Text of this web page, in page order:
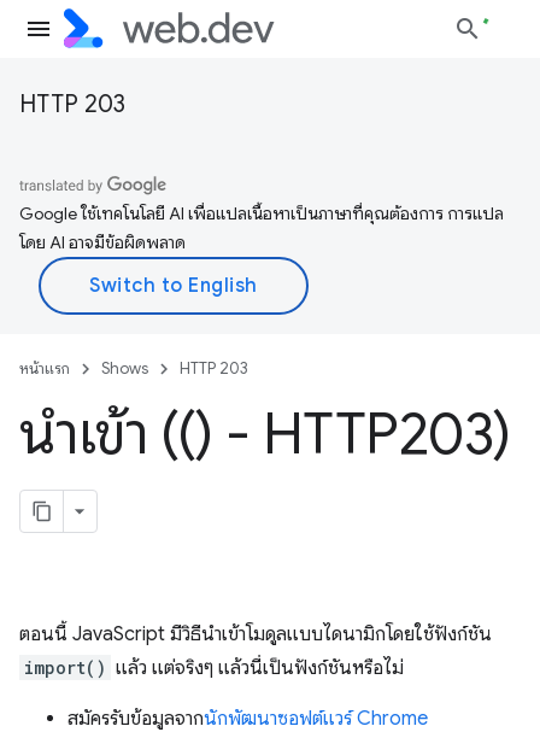
HTTP 203
Google ใช้เทคโนโลยี AI เพื่อแปลเนื้อหาเป็นภาษาที่คุณต้องการ การแปล
โดย AI อาจมีข้อผิดพลาด
หน้าแรก Shows HTTP 203
นำเข้า (() - HTTP203)
ตอนนี้ JavaScript มีวิธีนำเข้าโมดูลแบบไดนามิกโดยใช้ฟังก์ชัน
import() แล้ว แต่จริงๆ แล้วนี่เป็นฟังก์ชันหรือไม่
สมัครรับข้อมูลจากนักพัฒนาซอฟต์แวร์ Chrome